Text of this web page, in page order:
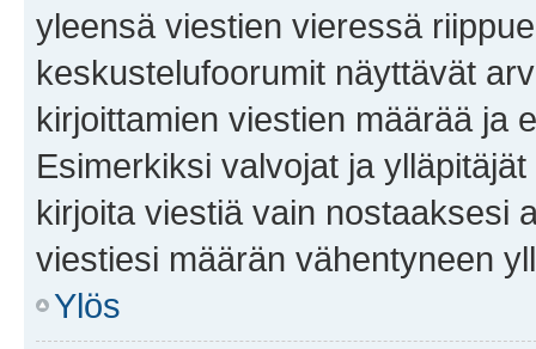
yleensä viestien vieressä
keskustelufoorumit näyttävät
kirjoittamien viestien määrää ja
Esimerkiksi valvojat ja
kirjoita viestiä vain nostaaksesi
viestiesi määrän vähentyneen
Ylös